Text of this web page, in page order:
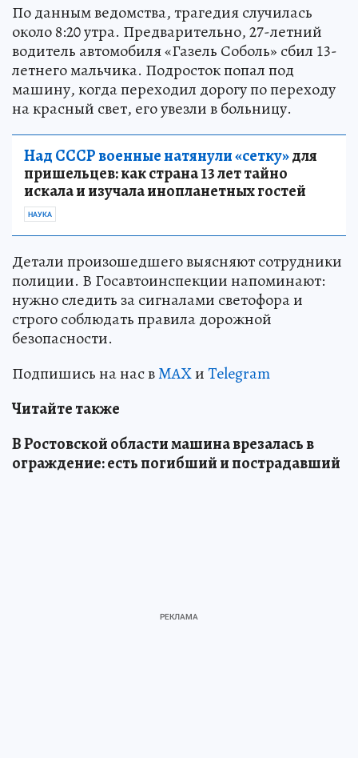
По данным ведомства, трагедия случилась
около 8:20 утра. Предварительно, 27-летний
водитель автомобиля «Газель Соболь» сбил 13-
летнего мальчика. Подросток попал под
машину, когда переходил дорогу по переходу
на красный свет, его увезли в больницу.
Над СССР военные натянули «сетку»для
пришельцев: как страна 13 лет тайно
искала и изучала инопланетных гостей
НАУКА
Детали произошедшего выясняют сотрудники
полиции. В Госавтоинспекции напоминают:
нужно следить за сигналами светофора и
строго соблюдать правила дорожной
безопасности.
Подпишись на нас вMAXиTelegram
Читайте также
В Ростовской области машина врезалась в
ограждение: есть погибший и пострадавший